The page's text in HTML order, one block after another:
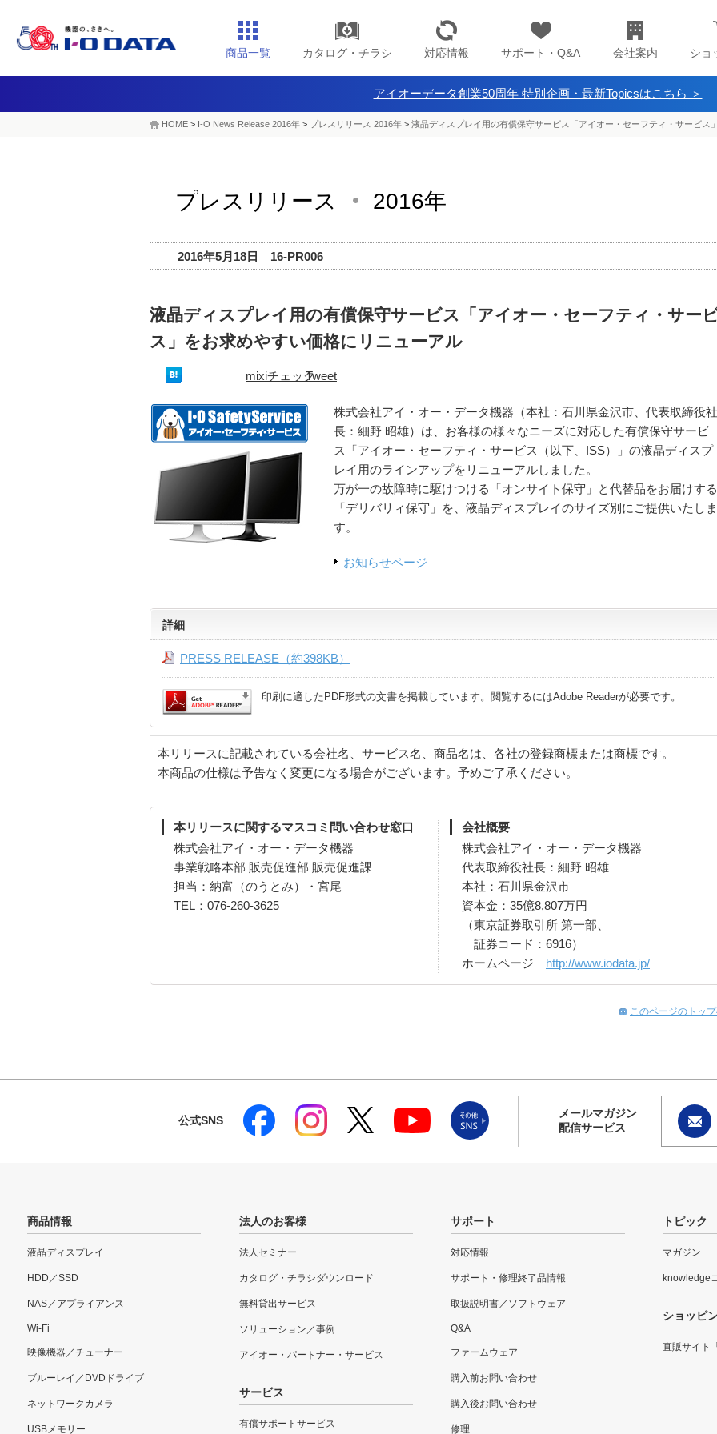
商品一覧 カタログ・チラシ 対応情報 サポート・Q&A 会社案内 ショ
アイオーデータ創業50周年 特別企画・最新Topicsはこちら ＞
HOME > I-O News Release 2016年 > プレスリリース 2016年 > 液晶ディスプレイ用の有償保守サービス「アイオー・セーフティ・サービス
プレスリリース 2016年
2016年5月18日 16-PR006
液晶ディスプレイ用の有償保守サービス「アイオー・セーフティ・サー
ス」をお求めやすい価格にリニューアル
mixiチェックTweet
株式会社アイ・オー・データ機器（本社：石川県金沢市、代表取締役社
長：細野 昭雄）は、お客様の様々なニーズに対応した有償保守サービ
ス「アイオー・セーフティ・サービス（以下、ISS）」の液晶ディスプ
レイ用のラインアップをリニューアルしました。
万が一の故障時に駆けつける「オンサイト保守」と代替品をお届けする
「デリバリィ保守」を、液晶ディスプレイのサイズ別にご提供いたしま
す。
お知らせページ
詳細
PRESS RELEASE（約398KB）
印刷に適したPDF形式の文書を掲載しています。閲覧するにはAdobe Readerが必要です。
本リリースに記載されている会社名、サービス名、商品名は、各社の登録商標または商標です。
本商品の仕様は予告なく変更になる場合がございます。予めご了承ください。
本リリースに関するマスコミ問い合わせ窓口
株式会社アイ・オー・データ機器
事業戦略本部 販売促進部 販売促進課
担当：納富（のうとみ）・宮尾
TEL：076-260-3625
会社概要
株式会社アイ・オー・データ機器
代表取締役社長：細野 昭雄
本社：石川県金沢市
資本金：35億8,807万円
（東京証券取引所 第一部、
証券コード：6916）
ホームページ http://www.iodata.jp/
このページのトッ
公式SNS
メールマガジン
配信サービス
商品情報
液晶ディスプレイ
HDD／SSD
NAS／アプライアンス
Wi-Fi
映像機器／チューナー
ブルーレイ／DVDドライブ
ネットワークカメラ
USBメモリー
法人のお客様
法人セミナー
カタログ・チラシダウンロード
無料貸出サービス
ソリューション／事例
アイオー・パートナー・サービス
サービス
有償サポートサービス
サポート
対応情報
サポート・修理終了品情報
取扱説明書／ソフトウェア
Q&A
ファームウェア
購入前お問い合わせ
購入後お問い合わせ
修理
トピック
マガジン
knowledge
ショッピ
直販サイト